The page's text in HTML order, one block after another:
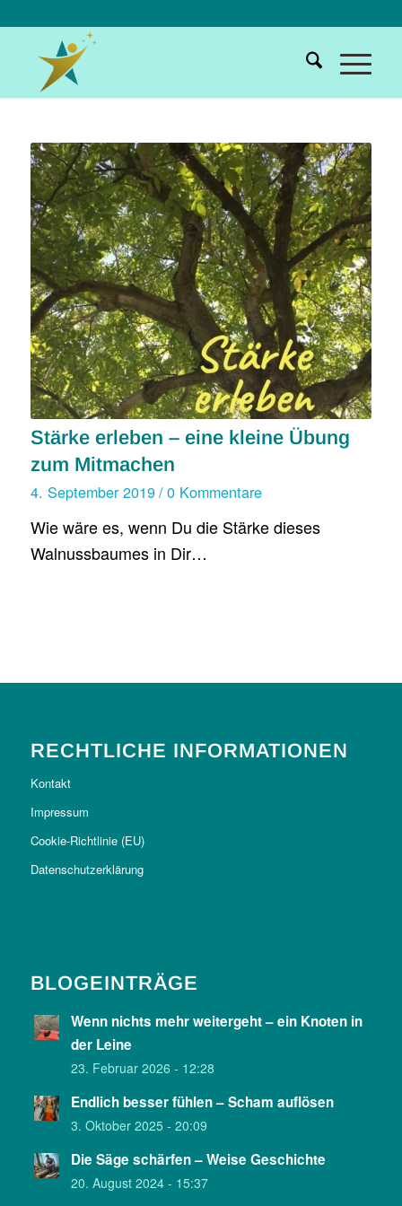
Stärke erleben – eine kleine Übung
zum Mitmachen
4. September 2019/0 Kommentare
Wie wäre es, wenn Du die Stärke dieses
Walnussbaumes in Dir…
RECHTLICHE INFORMATIONEN
Kontakt
Impressum
Cookie-Richtlinie (EU)
Datenschutzerklärung
BLOGEINTRÄGE
Wenn nichts mehr weitergeht – ein Knoten in
der Leine
23. Februar 2026 - 12:28
Endlich besser fühlen – Scham auflösen
3. Oktober 2025 - 20:09
Die Säge schärfen – Weise Geschichte
20. August 2024 - 15:37